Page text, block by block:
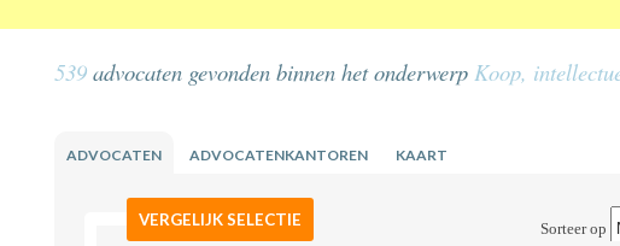
539 advocaten gevonden binnen het onderwerp Koop,
ADVOCATEN ADVOCATENKANTOREN KAART
VERGELIJK SELECTIE Sorteer op